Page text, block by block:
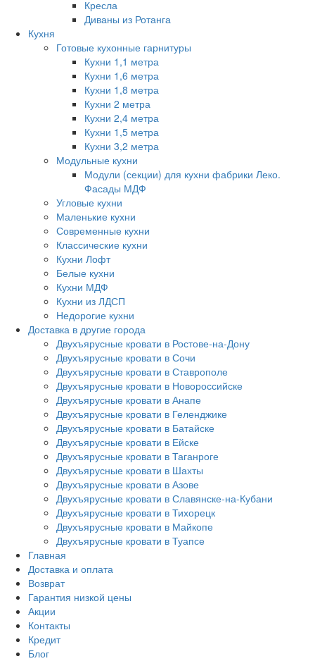
Кресла
Диваны из Ротанга
Кухня
Готовые кухонные гарнитуры
Кухни 1,1 метра
Кухни 1,6 метра
Кухни 1,8 метра
Кухни 2 метра
Кухни 2,4 метра
Кухни 1,5 метра
Кухни 3,2 метра
Модульные кухни
Модули (секции) для кухни фабрики Леко.
Фасады МДФ
Угловые кухни
Маленькие кухни
Современные кухни
Классические кухни
Кухни Лофт
Белые кухни
Кухни МДФ
Кухни из ЛДСП
Недорогие кухни
Доставка в другие города
Двухъярусные кровати в Ростове-на-Дону
Двухъярусные кровати в Сочи
Двухъярусные кровати в Ставрополе
Двухъярусные кровати в Новороссийске
Двухъярусные кровати в Анапе
Двухъярусные кровати в Геленджике
Двухъярусные кровати в Батайске
Двухъярусные кровати в Ейске
Двухъярусные кровати в Таганроге
Двухъярусные кровати в Шахты
Двухъярусные кровати в Азове
Двухъярусные кровати в Славянске-на-Кубани
Двухъярусные кровати в Тихорецк
Двухъярусные кровати в Майкопе
Двухъярусные кровати в Туапсе
Главная
Доставка и оплата
Возврат
Гарантия низкой цены
Акции
Контакты
Кредит
Блог